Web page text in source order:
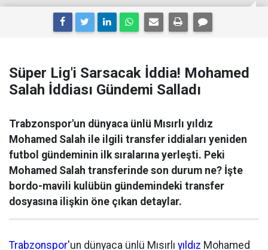
Süper Lig'i Sarsacak İddia! Mohamed
Salah İddiası Gündemi Salladı
Trabzonspor'un dünyaca ünlü Mısırlı yıldız
Mohamed Salah ile ilgili transfer iddiaları yeniden
futbol gündeminin ilk sıralarına yerleşti. Peki
Mohamed Salah transferinde son durum ne? İşte
bordo-mavili kulübün gündemindeki transfer
dosyasına ilişkin öne çıkan detaylar.
Trabzonspor'un dünyaca ünlü Mısırlı yıldız Mohamed